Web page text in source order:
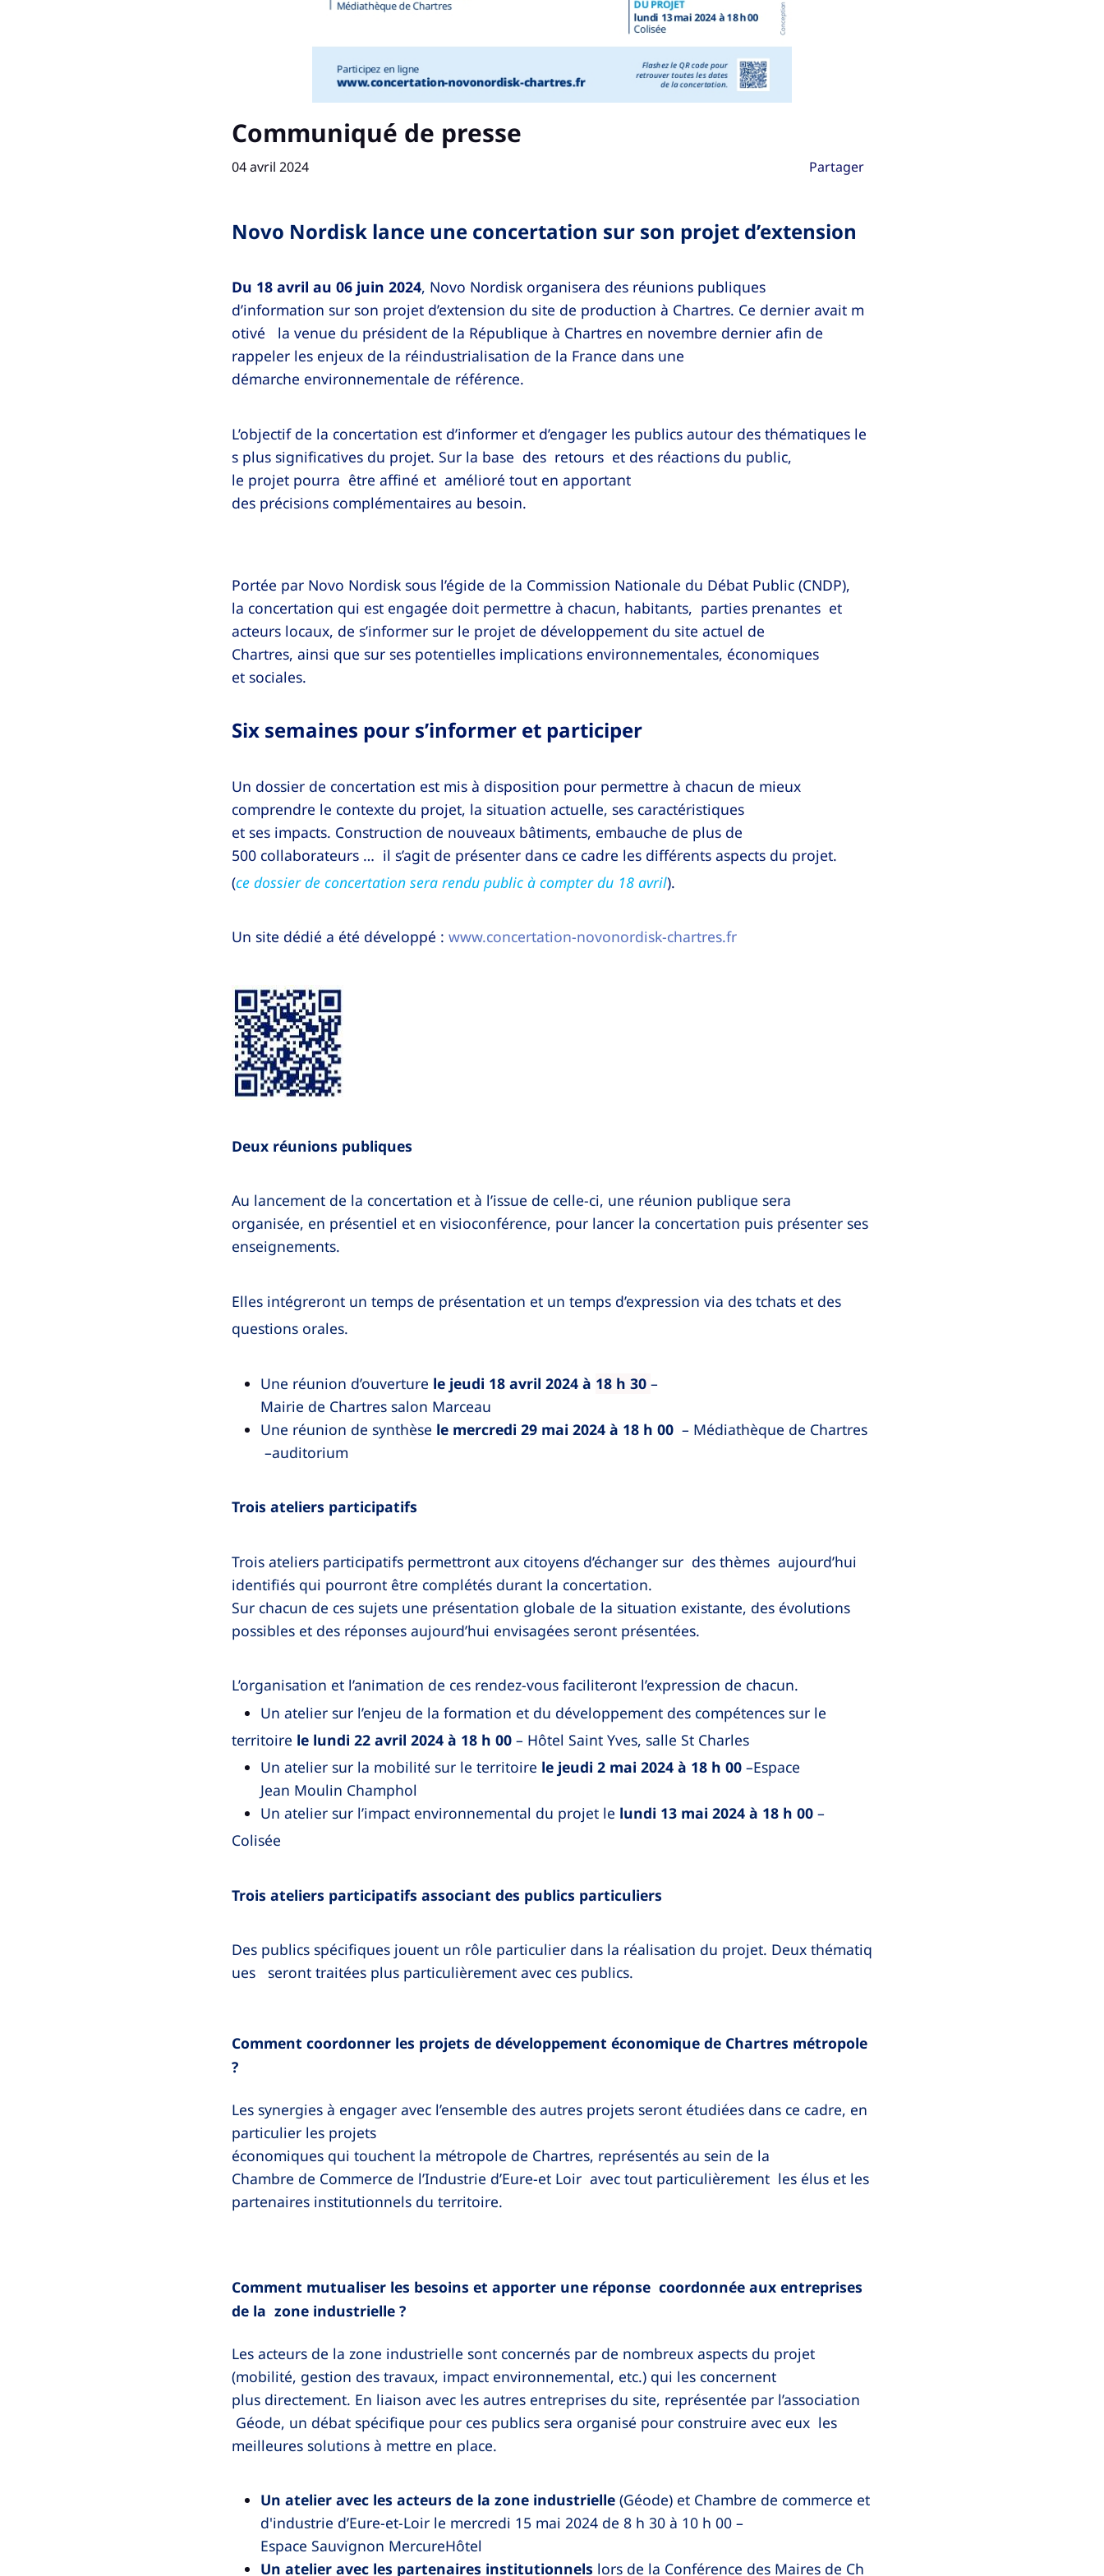
Communiqué de presse
04 avril 2024 Partager
Novo Nordisk lance une concertation sur son projet d’extension
Du 18 avril au 06 juin 2024, Novo Nordisk organisera des réunions publiques
d’information sur son projet d’extension du site de production à Chartres. Ce dernier avait m
otivé la venue du président de la République à Chartres en novembre dernier afin de
rappeler les enjeux de la réindustrialisation de la France dans une
démarche environnementale de référence.
L’objectif de la concertation est d’informer et d’engager les publics autour des thématiques le
s plus significatives du projet. Sur la base des retours et des réactions du public,
le projet pourra être affiné et amélioré tout en apportant
des précisions complémentaires au besoin.
Portée par Novo Nordisk sous l’égide de la Commission Nationale du Débat Public (CNDP),
la concertation qui est engagée doit permettre à chacun, habitants, parties prenantes et
acteurs locaux, de s’informer sur le projet de développement du site actuel de
Chartres, ainsi que sur ses potentielles implications environnementales, économiques
et sociales.
Six semaines pour s’informer et participer
Un dossier de concertation est mis à disposition pour permettre à chacun de mieux
comprendre le contexte du projet, la situation actuelle, ses caractéristiques
et ses impacts. Construction de nouveaux bâtiments, embauche de plus de
500 collaborateurs … il s’agit de présenter dans ce cadre les différents aspects du projet.
(ce dossier de concertation sera rendu public à compter du 18 avril).
Un site dédié a été développé : www.concertation-novonordisk-chartres.fr
Deux réunions publiques
Au lancement de la concertation et à l’issue de celle-ci, une réunion publique sera
organisée, en présentiel et en visioconférence, pour lancer la concertation puis présenter ses
enseignements.
Elles intégreront un temps de présentation et un temps d’expression via des tchats et des
questions orales.
Une réunion d’ouverture le jeudi 18 avril 2024 à 18 h 30–
Mairie de Chartres salon Marceau
Une réunion de synthèse le mercredi 29 mai 2024 à 18 h 00 – Médiathèque de Chartres
–auditorium
Trois ateliers participatifs
Trois ateliers participatifs permettront aux citoyens d’échanger sur des thèmes aujourd’hui
identifiés qui pourront être complétés durant la concertation.
Sur chacun de ces sujets une présentation globale de la situation existante, des évolutions
possibles et des réponses aujourd’hui envisagées seront présentées.
L’organisation et l’animation de ces rendez-vous faciliteront l’expression de chacun.
Un atelier sur l’enjeu de la formation et du développement des compétences sur le
territoire le lundi 22 avril 2024 à 18 h 00 – Hôtel Saint Yves, salle St Charles
Un atelier sur la mobilité sur le territoire le jeudi 2 mai 2024 à 18 h 00 –Espace
Jean Moulin Champhol
Un atelier sur l’impact environnemental du projet le lundi 13 mai 2024 à 18 h 00 –
Colisée
Trois ateliers participatifs associant des publics particuliers
Des publics spécifiques jouent un rôle particulier dans la réalisation du projet. Deux thématiq
ues seront traitées plus particulièrement avec ces publics.
Comment coordonner les projets de développement économique de Chartres métropole
?
Les synergies à engager avec l’ensemble des autres projets seront étudiées dans ce cadre, en
particulier les projets
économiques qui touchent la métropole de Chartres, représentés au sein de la
Chambre de Commerce de l’Industrie d’Eure-et Loir avec tout particulièrement les élus et les
partenaires institutionnels du territoire.
Comment mutualiser les besoins et apporter une réponse coordonnée aux entreprises
de la zone industrielle ?
Les acteurs de la zone industrielle sont concernés par de nombreux aspects du projet
(mobilité, gestion des travaux, impact environnemental, etc.) qui les concernent
plus directement. En liaison avec les autres entreprises du site, représentée par l’association
Géode, un débat spécifique pour ces publics sera organisé pour construire avec eux les
meilleures solutions à mettre en place.
Un atelier avec les acteurs de la zone industrielle (Géode) et Chambre de commerce et
d'industrie d’Eure-et-Loir le mercredi 15 mai 2024 de 8 h 30 à 10 h 00 –
Espace Sauvignon MercureHôtel
Un atelier avec les partenaires institutionnels lors de la Conférence des Maires de Ch